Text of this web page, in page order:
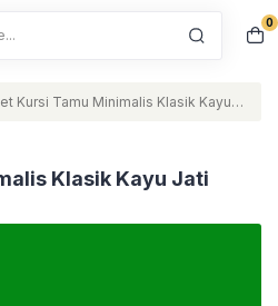
0
Kursi Tamu Minimalis Klasik Kayu
Klasik Kayu Jati